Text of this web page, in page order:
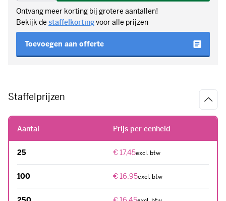
Toevoegen aan offerte
Staffelprijzen
Aantal
25 € 17,45
100 € 16,95
250 € 16,45
500 € 15,95